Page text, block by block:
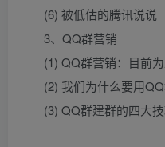
(6) 被低估的腾讯说说
3、QQ群营销
(1) QQ群营销：目前为
(2) 我们为什么要用QQ
(3) QQ群建群的四大